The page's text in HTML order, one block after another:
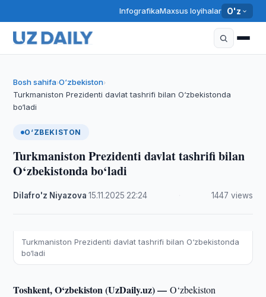
InfografikaMaxsus loyihalar O'z
Bosh sahifa›O‘zbekiston›
Turkmaniston Prezidenti davlat tashrifi bilan O‘zbekistonda
bo‘ladi
O‘ZBEKISTON
Turkmaniston Prezidenti davlat tashrifi bilan
O‘zbekistonda bo‘ladi
Dilafro'z Niyazova ·15.11.2025 22:24 1447 views
Turkmaniston Prezidenti davlat tashrifi bilan O‘zbekistonda
bo‘ladi
Toshkent, O‘zbekiston (UzDaily.uz) —O‘zbekiston